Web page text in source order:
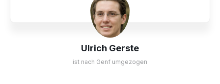
Ulrich Gerste
ist nach Genf umgezogen